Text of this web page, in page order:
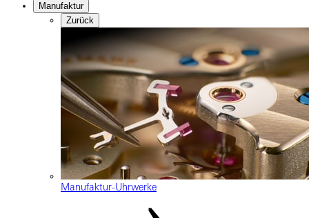
Manufaktur
Zurück
Manufaktur-Uhrwerke